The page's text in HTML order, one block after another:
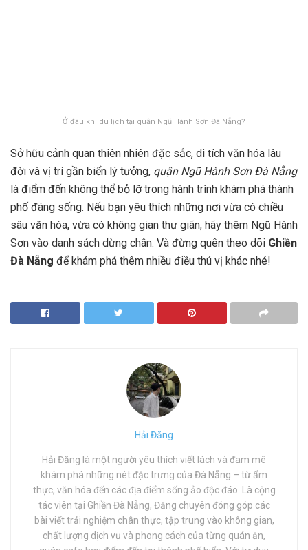
Ở đâu khi du lịch tại quận Ngũ Hành Sơn Đà Nẵng?
Sở hữu cảnh quan thiên nhiên đặc sắc, di tích văn hóa lâu
đời và vị trí gần biển lý tưởng, quận Ngũ Hành Sơn Đà Nẵng
là điểm đến không thể bỏ lỡ trong hành trình khám phá thành
phố đáng sống. Nếu bạn yêu thích những nơi vừa có chiều
sâu văn hóa, vừa có không gian thư giãn, hãy thêm Ngũ Hành
Sơn vào danh sách dừng chân. Và đừng quên theo dõi Ghiền
Đà Nẵng để khám phá thêm nhiều điều thú vị khác nhé!
Hải Đăng
Hải Đăng là một người yêu thích viết lách và đam mê
khám phá những nét đặc trưng của Đà Nẵng – từ ẩm
thực, văn hóa đến các địa điểm sống ảo độc đáo. Là cộng
tác viên tại Ghiền Đà Nẵng, Đăng chuyên đóng góp các
bài viết trải nghiệm chân thực, tập trung vào không gian,
chất lượng dịch vụ và phong cách của từng quán ăn,